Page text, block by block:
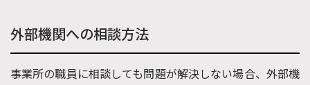
外部機関への相談方法
事業所の職員に相談しても問題が解決しない場合、外部機